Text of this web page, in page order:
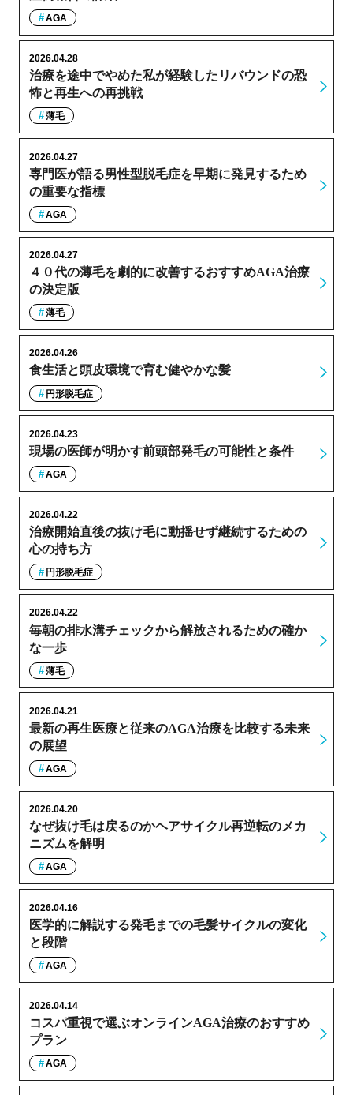
AGA
治療を途中でやめた私が経験したリバウンドの恐
怖と再生への再挑戦
2026.04.28
薄毛
専門医が語る男性型脱毛症を早期に発見するため
の重要な指標
2026.04.27
AGA
４０代の薄毛を劇的に改善するおすすめAGA治療
の決定版
2026.04.27
薄毛
食生活と頭皮環境で育む健やかな髪
2026.04.26
円形脱毛症
現場の医師が明かす前頭部発毛の可能性と条件
2026.04.23
AGA
治療開始直後の抜け毛に動揺せず継続するための
心の持ち方
2026.04.22
円形脱毛症
毎朝の排水溝チェックから解放されるための確か
な一歩
2026.04.22
薄毛
最新の再生医療と従来のAGA治療を比較する未来
の展望
2026.04.21
AGA
なぜ抜け毛は戻るのかヘアサイクル再逆転のメカ
ニズムを解明
2026.04.20
AGA
医学的に解説する発毛までの毛髪サイクルの変化
と段階
2026.04.16
AGA
コスパ重視で選ぶオンラインAGA治療のおすすめ
プラン
2026.04.14
AGA